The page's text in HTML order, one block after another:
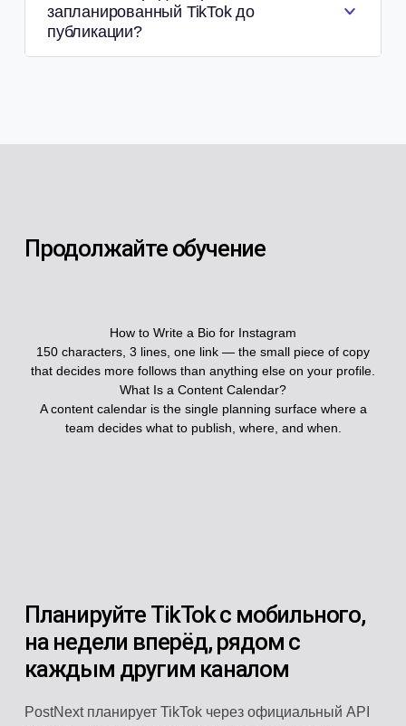
запланированный TikTok до
публикации?
Продолжайте обучение
How to Write a Bio for Instagram
150 characters, 3 lines, one link — the small piece of copy
that decides more follows than anything else on your profile.
What Is a Content Calendar?
A content calendar is the single planning surface where a
team decides what to publish, where, and when.
Планируйте TikTok с мобильного,
на недели вперёд, рядом с
каждым другим каналом
PostNext планирует TikTok через официальный API